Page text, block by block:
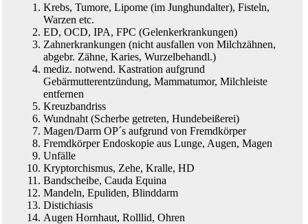
Krebs, Tumore, Lipome (im Junghundalter), Fisteln,
Warzen etc.
ED, OCD, IPA, FPC (Gelenkerkrankungen)
Zahnerkrankungen (nicht ausfallen von Milchzähnen,
abgebr. Zähne, Karies, Wurzelbehandl.)
mediz. notwend. Kastration aufgrund
Gebärmutterentzündung, Mammatumor, Milchleiste
entfernen
Kreuzbandriss
Wundnaht (Scherbe getreten, Hundebeißerei)
Magen/Darm OP´s aufgrund von Fremdkörper
Fremdkörper Endoskopie aus Lunge, Augen, Magen
Unfälle
Kryptorchismus, Zehe, Kralle, HD
Bandscheibe, Cauda Equina
Mandeln, Epuliden, Blinddarm
Distichiasis
Augen Hornhaut, Rolllid, Ohren